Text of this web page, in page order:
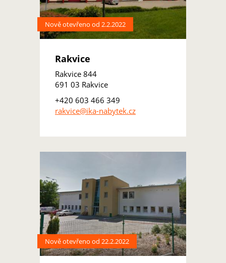
Nově otevřeno od 2.2.2022
Rakvice
Rakvice 844
691 03 Rakvice
+420 603 466 349
rakvice@ika-nabytek.cz
Nově otevřeno od 22.2.2022